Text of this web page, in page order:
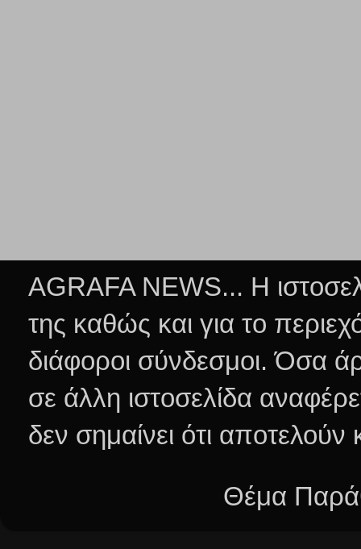
AGRAFA NEWS... Η
της καθώς και για το
διάφοροι σύνδεσμοι.Όσα
σε άλλη ιστοσελίδα
δεν σημαίνει ότι
Θέμα